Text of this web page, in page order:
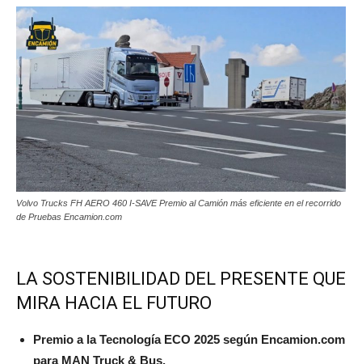
Volvo Trucks FH AERO 460 I-SAVE Premio al Camión más eficiente en el recorrido
de Pruebas Encamion.com
LA SOSTENIBILIDAD DEL PRESENTE QUE
MIRA HACIA EL FUTURO
Premio a la Tecnología ECO 2025 según Encamion.com
para MAN Truck & Bus.